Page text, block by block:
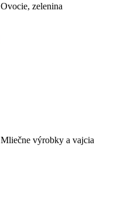
Ovocie, zelenina
Mliečne výrobky a vajcia